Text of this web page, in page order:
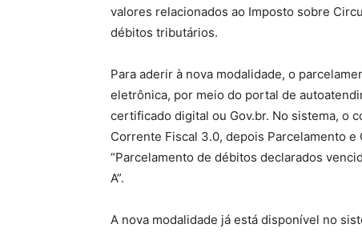
valores relacionados ao Imposto sobre
débitos tributários.
Para aderir à nova modalidade, o
eletrônica, por meio do portal de
certificado digital ou Gov.br. No sistema, o
Corrente Fiscal 3.0, depois Parcelamento
“Parcelamento de débitos declarados
A”.
A nova modalidade já está disponível no